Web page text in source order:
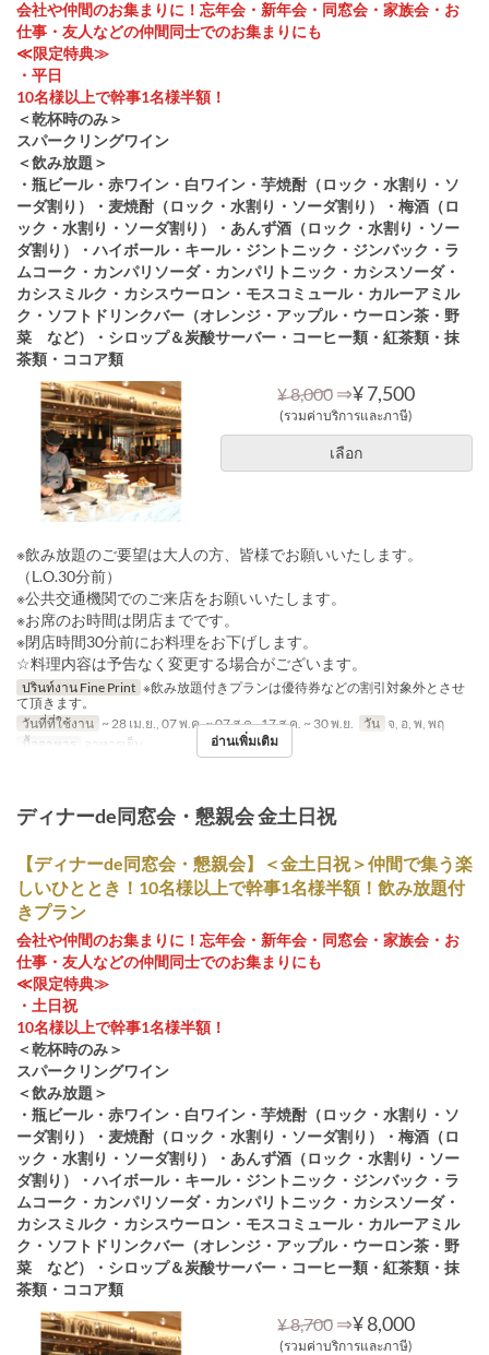
会社や仲間のお集まりに！忘年会・新年会・同窓会・家族会・お
仕事・友人などの仲間同士でのお集まりにも
≪限定特典≫
・平日
10名様以上で幹事1名様半額！
＜乾杯時のみ＞
スパークリングワイン
＜飲み放題＞
・瓶ビール・赤ワイン・白ワイン・芋焼酎（ロック・水割り・ソ
ーダ割り）・麦焼酎（ロック・水割り・ソーダ割り）・梅酒（ロ
ック・水割り・ソーダ割り）・あんず酒（ロック・水割り・ソー
ダ割り）・ハイボール・キール・ジントニック・ジンバック・ラ
ムコーク・カンパリソーダ・カンパリトニック・カシスソーダ・
カシスミルク・カシスウーロン・モスコミュール・カルーアミル
ク・ソフトドリンクバー（オレンジ・アップル・ウーロン茶・野
菜 など）・シロップ＆炭酸サーバー・コーヒー類・紅茶類・抹
茶類・ココア類
¥ 8,000 ⇒¥ 7,500
(รวมค่าบริการและภาษี)
เลือก
※飲み放題のご要望は大人の方、皆様でお願いいたします。
（L.O.30分前）
※公共交通機関でのご来店をお願いいたします。
※お席のお時間は閉店までです。
※閉店時間30分前にお料理をお下げします。
☆料理内容は予告なく変更する場合がございます。
ปรินท์งาน Fine Print ※飲み放題付きプランは優待券などの割引対象外とさせ
て頂きます。
วันที่ที่ใช้งาน ~ 28 เม.ย., 07 พ.ค. ~ 07 ส.ค., 17 ส.ค. ~ 30 พ.ย. วัน จ, อ, พ, พฤ
มื้ออาหาร
อาหารเย็น อ่านเพิ่มเติม
ディナーde同窓会・懇親会 金土日祝
【ディナーde同窓会・懇親会】＜金土日祝＞仲間で集う楽
しいひととき！10名様以上で幹事1名様半額！飲み放題付
きプラン
会社や仲間のお集まりに！忘年会・新年会・同窓会・家族会・お
仕事・友人などの仲間同士でのお集まりにも
≪限定特典≫
・土日祝
10名様以上で幹事1名様半額！
＜乾杯時のみ＞
スパークリングワイン
＜飲み放題＞
・瓶ビール・赤ワイン・白ワイン・芋焼酎（ロック・水割り・ソ
ーダ割り）・麦焼酎（ロック・水割り・ソーダ割り）・梅酒（ロ
ック・水割り・ソーダ割り）・あんず酒（ロック・水割り・ソー
ダ割り）・ハイボール・キール・ジントニック・ジンバック・ラ
ムコーク・カンパリソーダ・カンパリトニック・カシスソーダ・
カシスミルク・カシスウーロン・モスコミュール・カルーアミル
ク・ソフトドリンクバー（オレンジ・アップル・ウーロン茶・野
菜 など）・シロップ＆炭酸サーバー・コーヒー類・紅茶類・抹
茶類・ココア類
¥ 8,700 ⇒¥ 8,000
(รวมค่าบริการและภาษี)